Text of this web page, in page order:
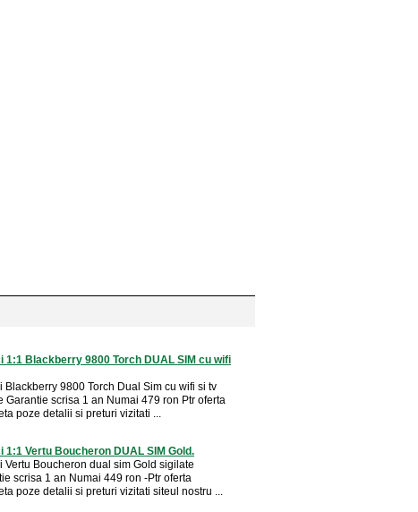
1:1 Blackberry 9800 Torch DUAL SIM cu wifi
Blackberry 9800 Torch Dual Sim cu wifi si tv
Garantie scrisa 1 an Numai 479 ron Ptr oferta
poze detalii si preturi vizitati ...
1:1 Vertu Boucheron DUAL SIM Gold.
Vertu Boucheron dual sim Gold sigilate
scrisa 1 an Numai 449 ron -Ptr oferta
poze detalii si preturi vizitati siteul nostru ...